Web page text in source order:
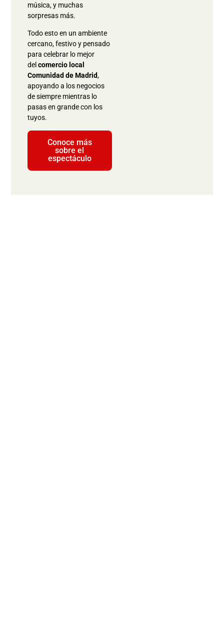
música, y muchas
sorpresas más.
Todo esto en un ambiente
cercano, festivo y pensado
para celebrar lo mejor
del comercio local
Comunidad de Madrid,
apoyando a los negocios
de siempre mientras lo
pasas en grande con los
tuyos.
Conoce más
sobre el
espectáculo